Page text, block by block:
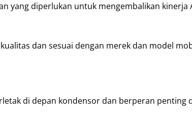
yang diperlukan untuk mengembalikan kinerja
dan sesuai dengan merek dan model
di depan kondensor dan berperan penting